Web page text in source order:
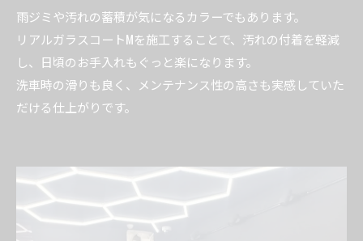
雨ジミや汚れの蓄積が気になるカラーでもあります。
リアルガラスコートMを施工することで、汚れの付着を軽減
し、日頃のお手入れもぐっと楽になります。
洗車時の滑りも良く、メンテナンス性の高さも実感していた
だける仕上がりです。